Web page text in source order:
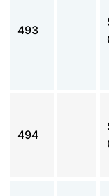
493
494